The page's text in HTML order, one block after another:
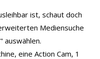
ist, schaut doch
Mediensuche
auswählen.
eine Action Cam, 1